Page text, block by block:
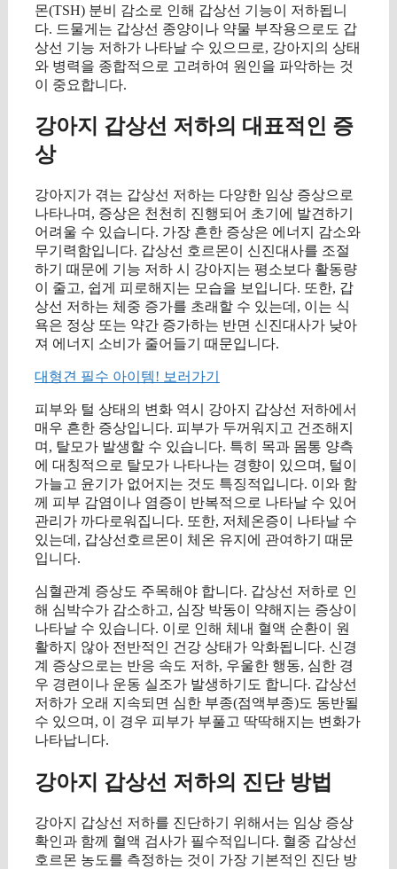
몬(TSH) 분비 감소로 인해 갑상선 기능이 저하됩니
다. 드물게는 갑상선 종양이나 약물 부작용으로도 갑
상선 기능 저하가 나타날 수 있으므로, 강아지의 상태
와 병력을 종합적으로 고려하여 원인을 파악하는 것
이 중요합니다.
강아지 갑상선 저하의 대표적인 증
상
강아지가 겪는 갑상선 저하는 다양한 임상 증상으로
나타나며, 증상은 천천히 진행되어 초기에 발견하기
어려울 수 있습니다. 가장 흔한 증상은 에너지 감소와
무기력함입니다. 갑상선 호르몬이 신진대사를 조절
하기 때문에 기능 저하 시 강아지는 평소보다 활동량
이 줄고, 쉽게 피로해지는 모습을 보입니다. 또한, 갑
상선 저하는 체중 증가를 초래할 수 있는데, 이는 식
욕은 정상 또는 약간 증가하는 반면 신진대사가 낮아
져 에너지 소비가 줄어들기 때문입니다.
대형견 필수 아이템! 보러가기
피부와 털 상태의 변화 역시 강아지 갑상선 저하에서
매우 흔한 증상입니다. 피부가 두꺼워지고 건조해지
며, 탈모가 발생할 수 있습니다. 특히 목과 몸통 양측
에 대칭적으로 탈모가 나타나는 경향이 있으며, 털이
가늘고 윤기가 없어지는 것도 특징적입니다. 이와 함
께 피부 감염이나 염증이 반복적으로 나타날 수 있어
관리가 까다로워집니다. 또한, 저체온증이 나타날 수
있는데, 갑상선호르몬이 체온 유지에 관여하기 때문
입니다.
심혈관계 증상도 주목해야 합니다. 갑상선 저하로 인
해 심박수가 감소하고, 심장 박동이 약해지는 증상이
나타날 수 있습니다. 이로 인해 체내 혈액 순환이 원
활하지 않아 전반적인 건강 상태가 악화됩니다. 신경
계 증상으로는 반응 속도 저하, 우울한 행동, 심한 경
우 경련이나 운동 실조가 발생하기도 합니다. 갑상선
저하가 오래 지속되면 심한 부종(점액부종)도 동반될
수 있으며, 이 경우 피부가 부풀고 딱딱해지는 변화가
나타납니다.
강아지 갑상선 저하의 진단 방법
강아지 갑상선 저하를 진단하기 위해서는 임상 증상
확인과 함께 혈액 검사가 필수적입니다. 혈중 갑상선
호르몬 농도를 측정하는 것이 가장 기본적인 진단 방